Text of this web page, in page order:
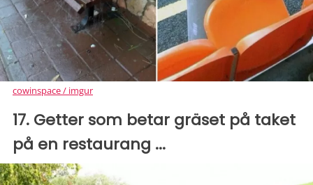
cowinspace / imgur
17. Getter som betar gräset på taket
på en restaurang ...